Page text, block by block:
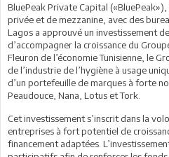
BluePeak Private Capital
privée et de mezzanine, avec des
Lagos a approuvé un investissement
d’accompagner la croissance du
Fleuron de l’économie Tunisienne, le
de l’industrie de l’hygiène à usage
d’un portefeuille de marques à forte
Peaudouce, Nana, Lotus et Tork.
Cet investissement s’inscrit dans la
entreprises à fort potentiel de
financement adaptées.